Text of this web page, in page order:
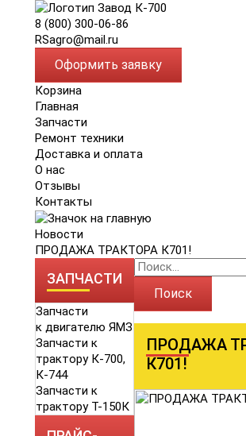
8 (800) 300-06-86
RSagro@mail.ru
Оформить заявку
Корзина
Главная
Запчасти
Ремонт техники
Доставка и оплата
О нас
Отзывы
Контакты
Новости
ПРОДАЖА ТРАКТОРА К701!
ЗАПЧАСТИ
Запчасти
к двигателю ЯМЗ
Запчасти к
трактору К-700,
К-744
Запчасти к
трактору Т-150К
Поиск
ПРОДАЖА
К701!